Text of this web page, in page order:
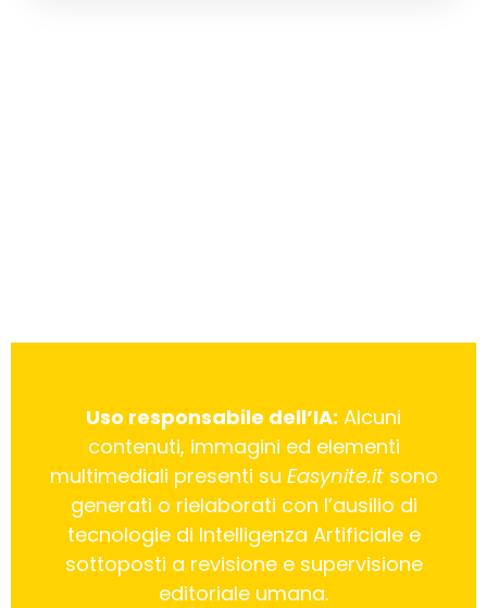
Uso responsabile dell’IA: Alcuni
contenuti, immagini ed elementi
multimediali presenti su Easynite.itsono
generati o rielaborati con l’ausilio di
tecnologie di Intelligenza Artificiale e
sottoposti a revisione e supervisione
editoriale umana.